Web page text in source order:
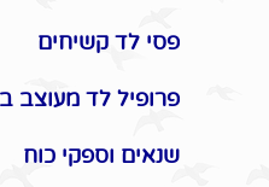
פסי לד קשיחים
פרופיל לד מעוצב
שנאים וספקי כוח